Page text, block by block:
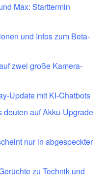
Max: Starttermin
und Infos zum Beta-
zwei große Kamera-
Update mit KI-Chatbots
deuten auf Akku-Upgrade
nur in abgespeckter
zu Technik und